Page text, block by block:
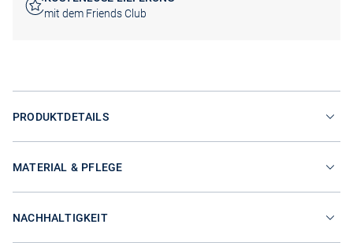
mit dem Friends Club
PRODUKTDETAILS
MATERIAL & PFLEGE
NACHHALTIGKEIT